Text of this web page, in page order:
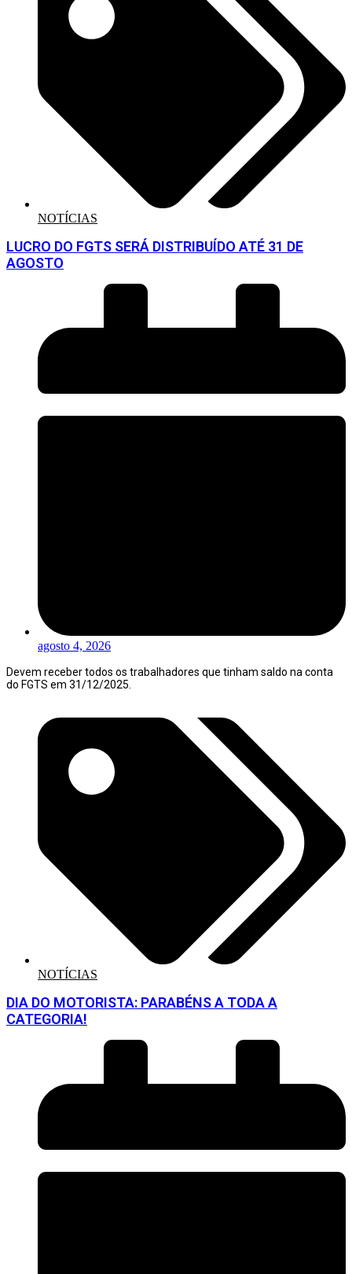
NOTÍCIAS
LUCRO DO FGTS SERÁ DISTRIBUÍDO ATÉ 31 DE
AGOSTO
agosto 4, 2026
Devem receber todos os trabalhadores que tinham saldo na conta
do FGTS em 31/12/2025.
NOTÍCIAS
DIA DO MOTORISTA: PARABÉNS A TODA A
CATEGORIA!